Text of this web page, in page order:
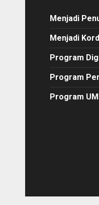
Menjadi
Menjadi
Program
Program
Program